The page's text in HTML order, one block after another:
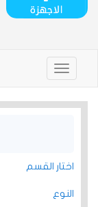
Toggle
navigation
اختار القسم
النوع